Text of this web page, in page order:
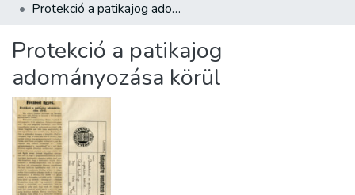
About us
Protekció a patikajog adományozása körül
Protekció a patikajog
adományozása körül